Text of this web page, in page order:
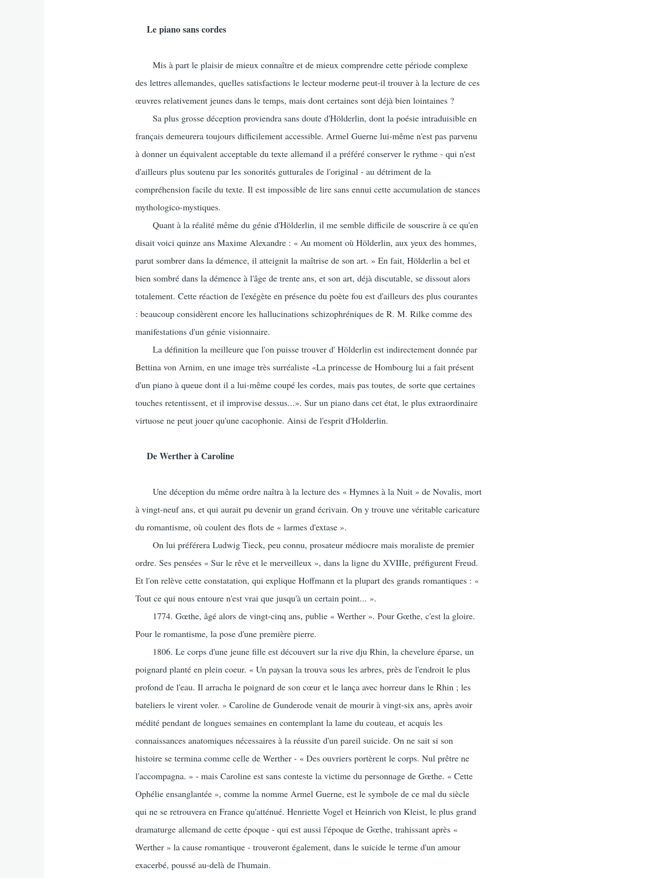
Le piano sans cordes
Mis à part le plaisir de mieux connaître et de mieux comprendre cette période complexe
des lettres allemandes, quelles satisfactions le lecteur moderne peut-il trouver à la lecture de ces
œuvres relativement jeunes dans le temps, mais dont certaines sont déjà bien lointaines ?
Sa plus grosse déception proviendra sans doute d'Hölderlin, dont la poésie intraduisible en
français demeurera toujours difficilement accessible. Armel Guerne lui-même n'est pas parvenu
à donner un équivalent acceptable du texte allemand il a préféré conserver le rythme - qui n'est
d'ailleurs plus soutenu par les sonorités gutturales de l'original - au détriment de la
compréhension facile du texte. Il est impossible de lire sans ennui cette accumulation de stances
mythologico-mystiques.
Quant à la réalité même du génie d'Hölderlin, il me semble difficile de souscrire à ce qu'en
disait voici quinze ans Maxime Alexandre : « Au moment où Hölderlin, aux yeux des hommes,
parut sombrer dans la démence, il atteignit la maîtrise de son art. » En fait, Hölderlin a bel et
bien sombré dans la démence à l'âge de trente ans, et son art, déjà discutable, se dissout alors
totalement. Cette réaction de l'exégète en présence du poète fou est d'ailleurs des plus courantes
: beaucoup considèrent encore les hallucinations schizophréniques de R. M. Rilke comme des
manifestations d'un génie visionnaire.
La définition la meilleure que l'on puisse trouver d' Hölderlin est indirectement donnée par
Bettina von Arnim, en une image très surréaliste «La princesse de Hombourg lui a fait présent
d'un piano à queue dont il a lui-même coupé les cordes, mais pas toutes, de sorte que certaines
touches retentissent, et il improvise dessus...». Sur un piano dans cet état, le plus extraordinaire
virtuose ne peut jouer qu'une cacophonie. Ainsi de l'esprit d'Holderlin.
De Werther à Caroline
Une déception du même ordre naîtra à la lecture des « Hymnes à la Nuit » de Novalis, mort
à vingt-neuf ans, et qui aurait pu devenir un grand écrivain. On y trouve une véritable caricature
du romantisme, où coulent des flots de « larmes d'extase ».
On lui préférera Ludwig Tieck, peu connu, prosateur médiocre mais moraliste de premier
ordre. Ses pensées « Sur le rêve et le merveilleux », dans la ligne du XVIIIe, préfigurent Freud.
Et l'on relève cette constatation, qui explique Hoffmann et la plupart des grands romantiques : «
Tout ce qui nous entoure n'est vrai que jusqu'à un certain point... ».
1774. Gœthe, âgé alors de vingt-cinq ans, publie « Werther ». Pour Gœthe, c'est la gloire.
Pour le romantisme, la pose d'une première pierre.
1806. Le corps d'une jeune fille est découvert sur la rive dju Rhin, la chevelure éparse, un
poignard planté en plein coeur. « Un paysan la trouva sous les arbres, près de l'endroit le plus
profond de l'eau. Il arracha le poignard de son cœur et le lança avec horreur dans le Rhin ; les
bateliers le virent voler. » Caroline de Gunderode venait de mourir à vingt-six ans, après avoir
médité pendant de longues semaines en contemplant la lame du couteau, et acquis les
connaissances anatomiques nécessaires à la réussite d'un pareil suicide. On ne sait si son
histoire se termina comme celle de Werther - « Des ouvriers portèrent le corps. Nul prêtre ne
l'accompagna. » - mais Caroline est sans conteste la victime du personnage de Gœthe. « Cette
Ophélie ensanglantée », comme la nomme Armel Guerne, est le symbole de ce mal du siècle
qui ne se retrouvera en France qu'atténué. Henriette Vogel et Heinrich von Kleist, le plus grand
dramaturge allemand de cette époque - qui est aussi l'époque de Gœthe, trahissant après «
Werther » la cause romantique - trouveront également, dans le suicide le terme d'un amour
exacerbé, poussé au-delà de l'humain.